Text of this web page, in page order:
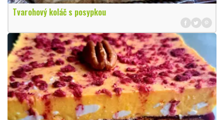
Tvarohový koláč s posypkou